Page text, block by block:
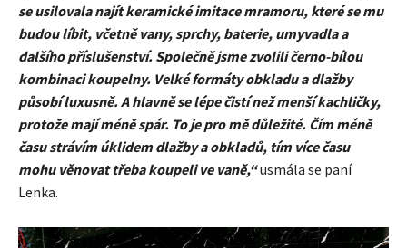
se usilovala najít keramické imitace mramoru, které se mu
budou líbit, včetně vany, sprchy, baterie, umyvadla a
dalšího příslušenství. Společně jsme zvolili černo-bílou
kombinaci koupelny. Velké formáty obkladu a dlažby
působí luxusně. A hlavně se lépe čistí než menší kachličky,
protože mají méně spár. To je pro mě důležité. Čím méně
času strávím úklidem dlažby a obkladů, tím více času
mohu věnovat třeba koupeli ve vaně,“usmála se paní
Lenka.